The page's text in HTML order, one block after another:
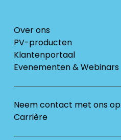
Over ons
PV-producten
Klantenportaal
Evenementen & Webinars
Neem contact met ons op
Carrière